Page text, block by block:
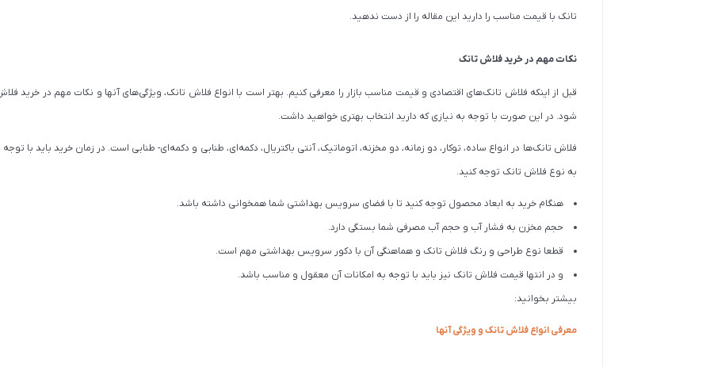
تانک با قیمت مناسب را دارید این مقاله را از دست ندهید.
نکات مهم در خرید فلاش تانک
قبل از اینکه فلاش تانک‌های اقتصادی و قیمت مناسب بازار را معرفی کنیم. بهتر است با انواع فلاش تانک، ویژگی‌های آنها و نکات مهم در خرید
شود. در این صورت با توجه به نیازی که دارید انتخاب بهتری خواهید داشت.
فلاش تانک‌ها در انواع ساده، توکار، دو زمانه، دو مخزنه، اتوماتیک، آنتی باکتریال، دکمه‌ای، طنابی و دکمه‌ای- طنابی است. در زمان خرید باید با توجه
به نوع فلاش تانک توجه کنید.
هنگام خرید به ابعاد محصول توجه کنید تا با فضای سرویس بهداشتی شما همخوانی داشته باشد.
حجم مخزن به فشار آب و حجم آب مصرفی شما بستگی دارد.
قطعا نوع طراحی و رنگ فلاش تانک و هماهنگی آن با دکور سرویس بهداشتی مهم است.
و در انتها قیمت فلاش تانک نیز باید با توجه به امکانات آن معقول و مناسب باشد.
بیشتر بخوانید:
معرفی انواع فلاش تانک و ویژگی آنها